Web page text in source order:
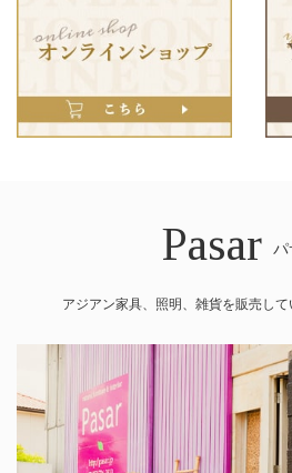
Pasar パ
アジアン家具、照明、雑貨を販売し